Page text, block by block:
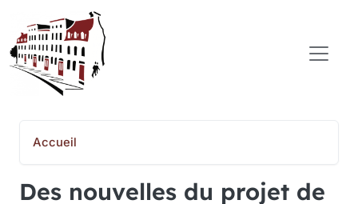
Aller au contenu principal
COMITÉ POPULAIRE SAINT-JEAN-BAPTISTE
Accueil
Des nouvelles du projet de